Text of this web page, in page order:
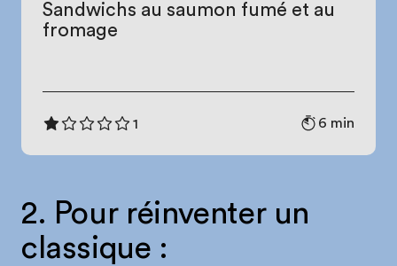
Sandwichs au saumon fumé et au
fromage
1 6 min
2. Pour réinventer un
classique :